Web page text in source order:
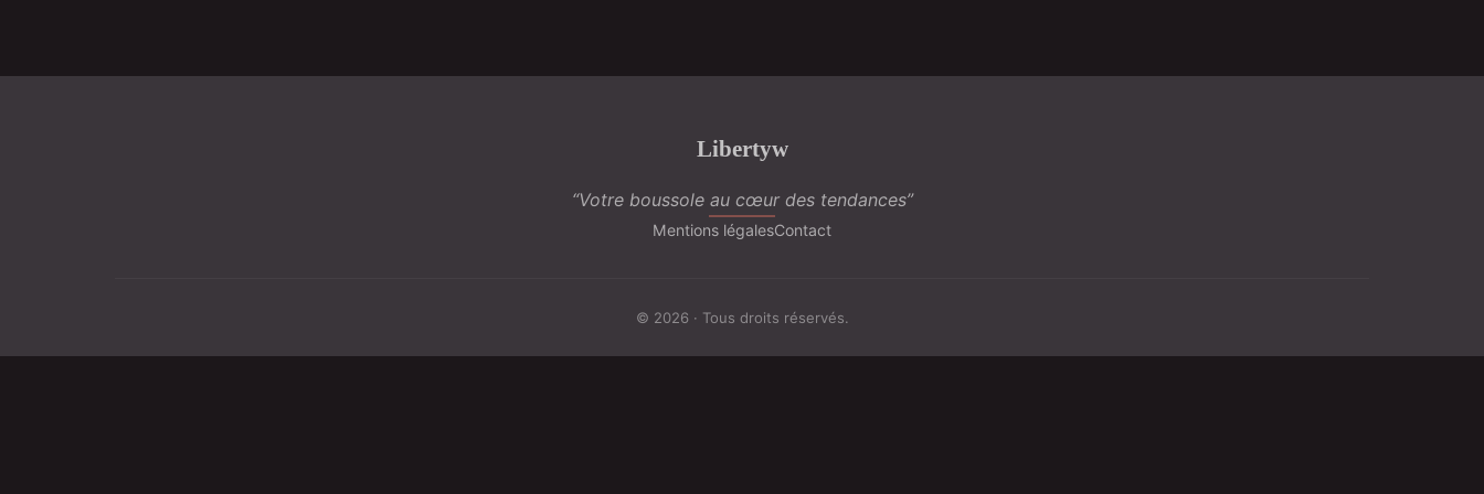
Libertyw
“Votre boussole au cœur des tendances”
Mentions légalesContact
© 2026 · Tous droits réservés.